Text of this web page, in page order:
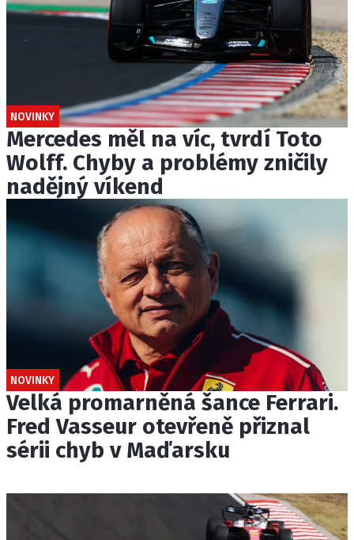
NOVINKY
Mercedes měl na víc, tvrdí Toto
Wolff. Chyby a problémy zničily
nadějný víkend
NOVINKY
Velká promarněná šance Ferrari.
Fred Vasseur otevřeně přiznal
sérii chyb v Maďarsku